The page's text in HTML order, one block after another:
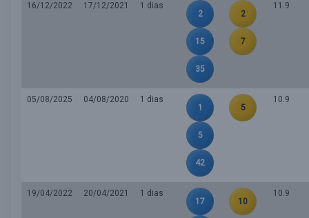
16/12/2022 17/12/2021
1 dias
2
15
35
2
7
11.9
05/08/2025 04/08/2020
1 dias
1
5
42
5
10.9
19/04/2022 20/04/2021
1 dias
17
10
10.9